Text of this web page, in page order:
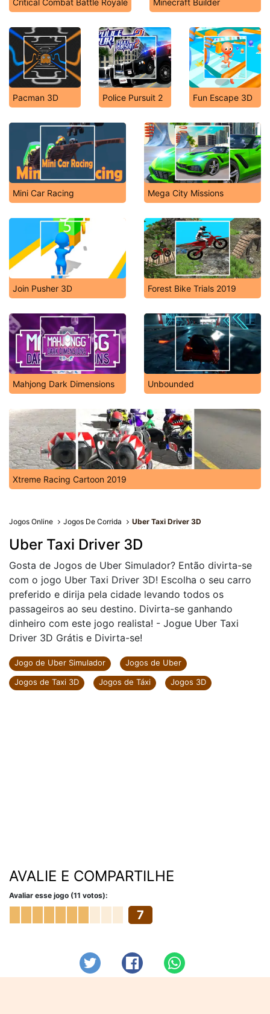
Critical Combat Battle Royale Minecraft Builder
Pacman 3D Police Pursuit 2 Fun Escape 3D
Mini Car Racing Mega City Missions
Join Pusher 3D Forest Bike Trials 2019
Mahjong Dark Dimensions Unbounded
Jogos Online Jogos De Corrida Uber Taxi Driver 3D
Uber Taxi Driver 3D
Gosta de Jogos de Uber Simulador? Então divirta-se
com o jogo Uber Taxi Driver 3D! Escolha o seu carro
preferido e dirija pela cidade levando todos os
passageiros ao seu destino. Divirta-se ganhando
dinheiro com este jogo realista! - Jogue Uber Taxi
Driver 3D Grátis e Divirta-se!
Jogo de Uber Simulador
Jogos de Uber
Avaliar esse jogo (11 votos):
7